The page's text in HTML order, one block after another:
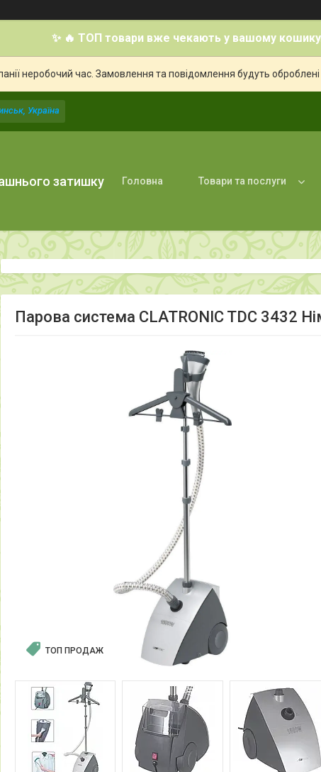
✨ 🔥 ТОП товари вже чекають у вашому
неробочий час. Замовлення та повідомлення будуть
Україна
затишку Головна Товари та послуги
Парова система CLATRONIC TDC 3432
ТОП ПРОДАЖ